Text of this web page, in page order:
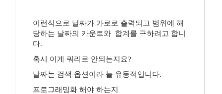
이런식으로 날짜가 가로로 출력되고 범위에 해
당하는 날짜의 카운트와 합계를 구하려고 합니
다.
혹시 이게 쿼리로 안되는지요?
날짜는 검색 옵션이라 늘 유동적입니다.
프로그래밍화 해야 하는지